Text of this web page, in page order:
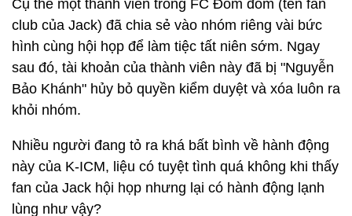
Cụ thể một thành viên trong FC Đom đóm (tên fan
club của Jack) đã chia sẻ vào nhóm riêng vài bức
hình cùng hội họp để làm tiệc tất niên sớm. Ngay
sau đó, tài khoản của thành viên này đã bị "Nguyễn
Bảo Khánh" hủy bỏ quyền kiểm duyệt và xóa luôn ra
khỏi nhóm.
Nhiều người đang tỏ ra khá bất bình về hành động
này của K-ICM, liệu có tuyệt tình quá không khi thấy
fan của Jack hội họp nhưng lại có hành động lạnh
lùng như vậy?